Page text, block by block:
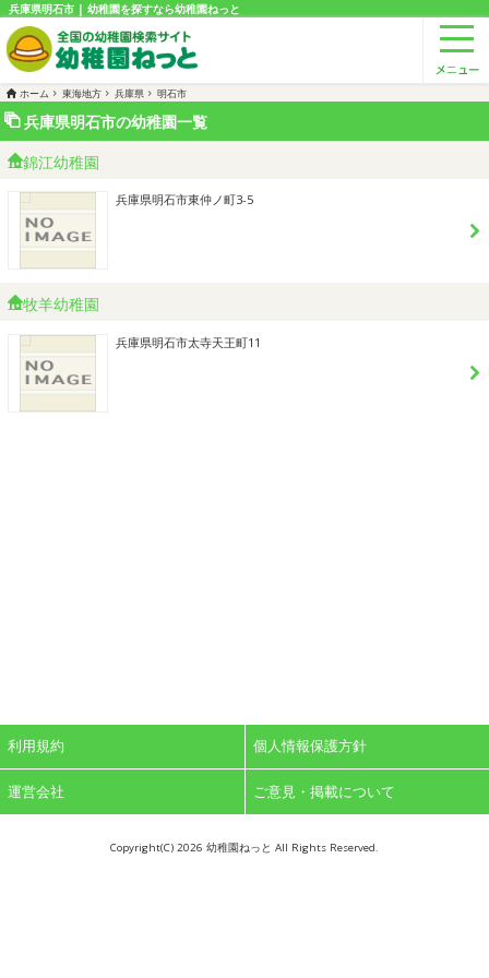
兵庫県明石市 | 幼稚園を探すなら幼稚園ねっと
ホーム 東海地方 兵庫県 明石市
兵庫県明石市の幼稚園一覧
錦江幼稚園
兵庫県明石市東仲ノ町3-5
牧羊幼稚園
兵庫県明石市太寺天王町11
利用規約 個人情報保護方針
運営会社 ご意見・掲載について
Copyright(C) 2026 幼稚園ねっと All Rights Reserved.